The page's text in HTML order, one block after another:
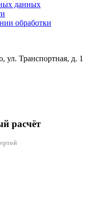
данных
обработки
ул. Транспортная, д. 1
расчёт